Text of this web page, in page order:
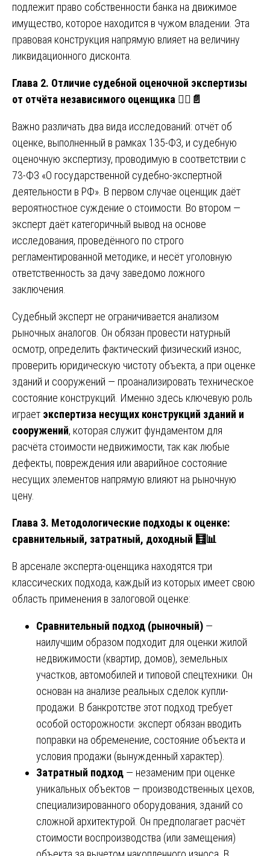
подлежит право собственности банка на движимое
имущество, которое находится в чужом владении. Эта
правовая конструкция напрямую влияет на величину
ликвидационного дисконта.
Глава 2. Отличие судебной оценочной экспертизы
от отчёта независимого оценщика 🧑‍⚖️📄
Важно различать два вида исследований: отчёт об
оценке, выполненный в рамках 135-ФЗ, и судебную
оценочную экспертизу, проводимую в соответствии с
73-ФЗ «О государственной судебно-экспертной
деятельности в РФ». В первом случае оценщик даёт
вероятностное суждение о стоимости. Во втором —
эксперт даёт категоричный вывод на основе
исследования, проведённого по строго
регламентированной методике, и несёт уголовную
ответственность за дачу заведомо ложного
заключения.
Судебный эксперт не ограничивается анализом
рыночных аналогов. Он обязан провести натурный
осмотр, определить фактический физический износ,
проверить юридическую чистоту объекта, а при оценке
зданий и сооружений — проанализировать техническое
состояние конструкций. Именно здесь ключевую роль
играет экспертиза несущих конструкций зданий и
сооружений, которая служит фундаментом для
расчёта стоимости недвижимости, так как любые
дефекты, повреждения или аварийное состояние
несущих элементов напрямую влияют на рыночную
цену.
Глава 3. Методологические подходы к оценке:
сравнительный, затратный, доходный 🧮📊
В арсенале эксперта-оценщика находятся три
классических подхода, каждый из которых имеет свою
область применения в залоговой оценке:
Сравнительный подход (рыночный) —
наилучшим образом подходит для оценки жилой
недвижимости (квартир, домов), земельных
участков, автомобилей и типовой спецтехники. Он
основан на анализе реальных сделок купли-
продажи. В банкротстве этот подход требует
особой осторожности: эксперт обязан вводить
поправки на обременение, состояние объекта и
условия продажи (вынужденный характер).
Затратный подход — незаменим при оценке
уникальных объектов — производственных цехов,
специализированного оборудования, зданий со
сложной архитектурой. Он предполагает расчёт
стоимости воспроизводства (или замещения)